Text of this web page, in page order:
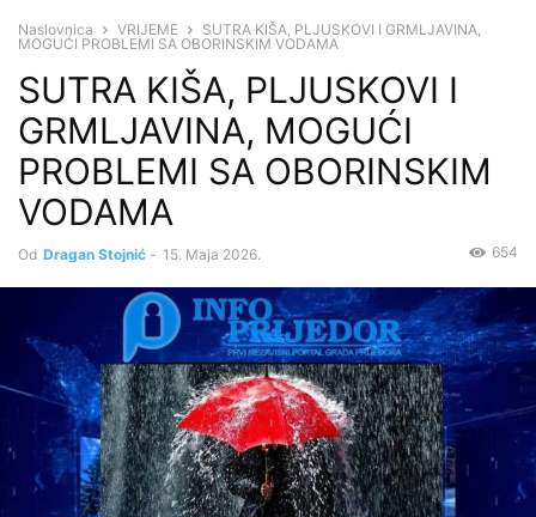
Naslovnica VRIJEME
SUTRA KIŠA, PLJUSKOVI I GRMLJAVINA,
MOGUĆI PROBLEMI SA OBORINSKIM VODAMA
SUTRA KIŠA, PLJUSKOVI I
GRMLJAVINA, MOGUĆI
PROBLEMI SA OBORINSKIM
VODAMA
Od Dragan Stojnić - 15. Maja 2026. 654